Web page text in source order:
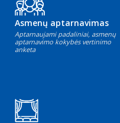
Asmenų aptarnavimas
Aptarnaujami padaliniai, asmenų
aptarnavimo kokybės vertinimo
anketa